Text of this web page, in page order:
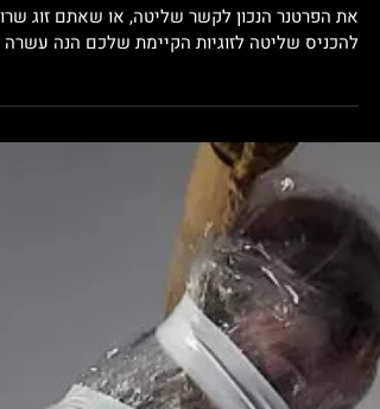
10 טיפים לשולט/ת
התחלתם להתעניין בשליטה, או שסוף סוף
את הפרטנר הנכון לקשר שליטה, או שאתם זוג
להכניס שליטה לזוגיות הקיימת שלכם הנה עשרה
טיפים...